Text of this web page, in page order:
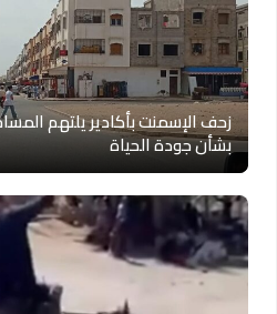
زحف الإسمنت بأكادير يلتهم
بشأن جودة الحياة